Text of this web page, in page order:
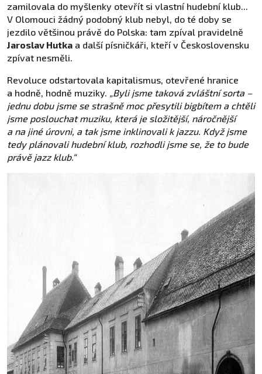
zamilovala do myšlenky otevřít si vlastní hudební klub...
V Olomouci žádný podobný klub nebyl, do té doby se
jezdilo většinou právě do Polska: tam zpíval pravidelně
Jaroslav Hutka a další písničkáři, kteří v Československu
zpívat nesměli.
Revoluce odstartovala kapitalismus, otevřené hranice
a hodně, hodně muziky. „Byli jsme taková zvláštní sorta –
jednu dobu jsme se strašně moc přesytili bigbítem a chtěli
jsme poslouchat muziku, která je složitější, náročnější
a na jiné úrovni, a tak jsme inklinovali k jazzu. Když jsme
tedy plánovali hudební klub, rozhodli jsme se, že to bude
právě jazz klub.“